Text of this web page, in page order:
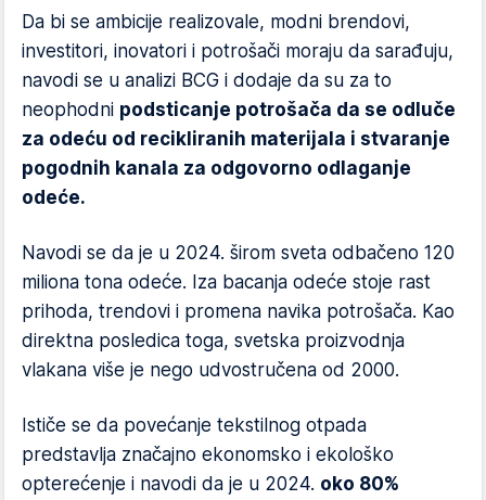
Da bi se ambicije realizovale, modni brendovi,
investitori, inovatori i potrošači moraju da sarađuju,
navodi se u analizi BCG i dodaje da su za to
neophodni podsticanje potrošača da se odluče
za odeću od recikliranih materijala i stvaranje
pogodnih kanala za odgovorno odlaganje
odeće.
Navodi se da je u 2024. širom sveta odbačeno 120
miliona tona odeće. Iza bacanja odeće stoje rast
prihoda, trendovi i promena navika potrošača. Kao
direktna posledica toga, svetska proizvodnja
vlakana više je nego udvostručena od 2000.
Ističe se da povećanje tekstilnog otpada
predstavlja značajno ekonomsko i ekološko
opterećenje i navodi da je u 2024. oko 80%